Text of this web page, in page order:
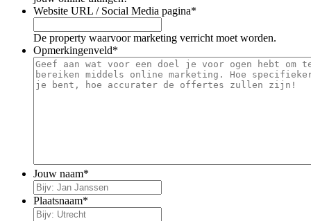
Website URL / Social Media pagina*
De property waarvoor marketing verricht moet worden.
Opmerkingenveld*
Jouw naam*
Plaatsnaam*